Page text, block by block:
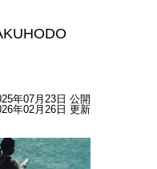
年07月23日 公開
年02月26日 更新